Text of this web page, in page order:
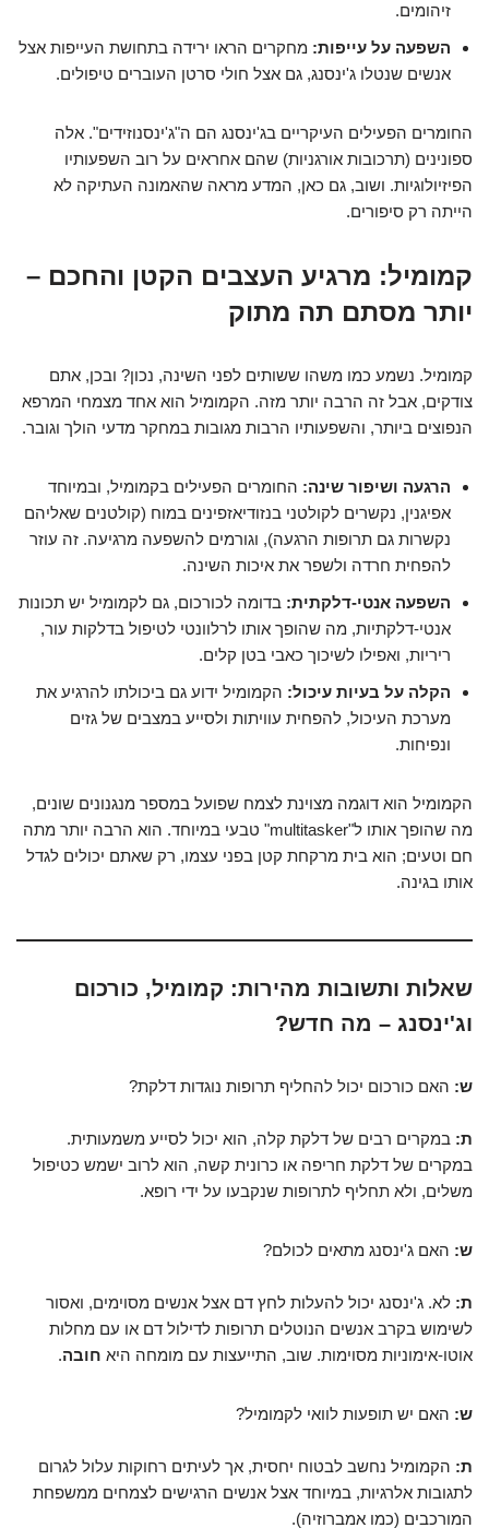
זיהומים.
השפעה על עייפות: מחקרים הראו ירידה בתחושת העייפות אצל
אנשים שנטלו ג'ינסנג, גם אצל חולי סרטן העוברים טיפולים.
החומרים הפעילים העיקריים בג'ינסנג הם ה"ג'ינסנוזידים". אלה
ספונינים (תרכובות אורגניות) שהם אחראים על רוב השפעותיו
הפיזיולוגיות. ושוב, גם כאן, המדע מראה שהאמונה העתיקה לא
הייתה רק סיפורים.
קמומיל: מרגיע העצבים הקטן והחכם –
יותר מסתם תה מתוק
קמומיל. נשמע כמו משהו ששותים לפני השינה, נכון? ובכן, אתם
צודקים, אבל זה הרבה יותר מזה. הקמומיל הוא אחד מצמחי המרפא
הנפוצים ביותר, והשפעותיו הרבות מגובות במחקר מדעי הולך וגובר.
הרגעה ושיפור שינה: החומרים הפעילים בקמומיל, ובמיוחד
אפיגנין, נקשרים לקולטני בנזודיאזפינים במוח (קולטנים שאליהם
נקשרות גם תרופות הרגעה), וגורמים להשפעה מרגיעה. זה עוזר
להפחית חרדה ולשפר את איכות השינה.
השפעה אנטי-דלקתית: בדומה לכורכום, גם לקמומיל יש תכונות
אנטי-דלקתיות, מה שהופך אותו לרלוונטי לטיפול בדלקות עור,
ריריות, ואפילו לשיכוך כאבי בטן קלים.
הקלה על בעיות עיכול: הקמומיל ידוע גם ביכולתו להרגיע את
מערכת העיכול, להפחית עוויתות ולסייע במצבים של גזים
ונפיחות.
הקמומיל הוא דוגמה מצוינת לצמח שפועל במספר מנגנונים שונים,
מה שהופך אותו ל"multitasker" טבעי במיוחד. הוא הרבה יותר מתה
חם וטעים; הוא בית מרקחת קטן בפני עצמו, רק שאתם יכולים לגדל
אותו בגינה.
שאלות ותשובות מהירות: קמומיל, כורכום
וג'ינסנג – מה חדש?
ש: האם כורכום יכול להחליף תרופות נוגדות דלקת?
ת: במקרים רבים של דלקת קלה, הוא יכול לסייע משמעותית.
במקרים של דלקת חריפה או כרונית קשה, הוא לרוב ישמש כטיפול
משלים, ולא תחליף לתרופות שנקבעו על ידי רופא.
ש: האם ג'ינסנג מתאים לכולם?
ת: לא. ג'ינסנג יכול להעלות לחץ דם אצל אנשים מסוימים, ואסור
לשימוש בקרב אנשים הנוטלים תרופות לדילול דם או עם מחלות
אוטו-אימוניות מסוימות. שוב, התייעצות עם מומחה היא חובה.
ש: האם יש תופעות לוואי לקמומיל?
ת: הקמומיל נחשב לבטוח יחסית, אך לעיתים רחוקות עלול לגרום
לתגובות אלרגיות, במיוחד אצל אנשים הרגישים לצמחים ממשפחת
המורכבים (כמו אמברוזיה).